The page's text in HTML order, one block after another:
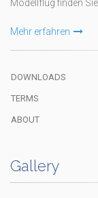
Modellflug finden Sie
Mehr erfahren
DOWNLOADS
TERMS
ABOUT
Gallery